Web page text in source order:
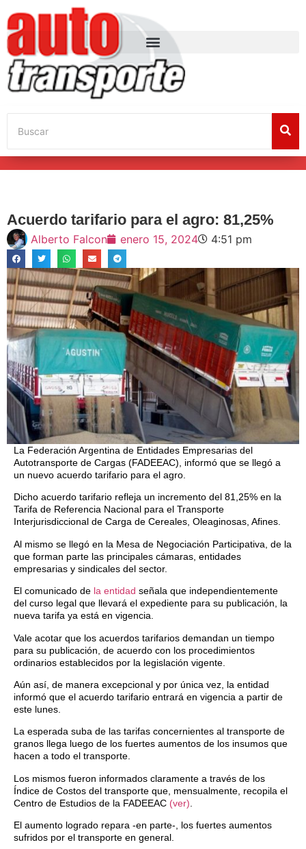
Acuerdo tarifario para el agro: 81,25%
Alberto Falcon enero 15, 2024 4:51 pm
La Federación Argentina de Entidades Empresarias del
Autotransporte de Cargas (FADEEAC), informó que se llegó a
un nuevo acuerdo tarifario para el agro.
Dicho acuerdo tarifario refleja un incremento del 81,25% en la
Tarifa de Referencia Nacional para el Transporte
Interjurisdiccional de Carga de Cereales, Oleaginosas, Afines.
Al mismo se llegó en la Mesa de Negociación Participativa, de la
que forman parte las principales cámaras, entidades
empresarias y sindicales del sector.
El comunicado de la entidad señala que independientemente
del curso legal que llevará el expediente para su publicación, la
nueva tarifa ya está en vigencia.
Vale acotar que los acuerdos tarifarios demandan un tiempo
para su publicación, de acuerdo con los procedimientos
ordinarios establecidos por la legislación vigente.
Aún así, de manera excepcional y por única vez, la entidad
informó que el acuerdo tarifario entrará en vigencia a partir de
este lunes.
La esperada suba de las tarifas concernientes al transporte de
granos llega luego de los fuertes aumentos de los insumos que
hacen a todo el transporte.
Los mismos fueron informados claramente a través de los
Índice de Costos del transporte que, mensualmente, recopila el
Centro de Estudios de la FADEEAC (ver)
El aumento logrado repara -en parte-, los fuertes aumentos
sufridos por el transporte en general.